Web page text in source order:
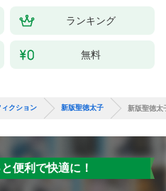
ランキング
無料
ィクション 新版聖徳太子 新版聖徳
便利で快適に！